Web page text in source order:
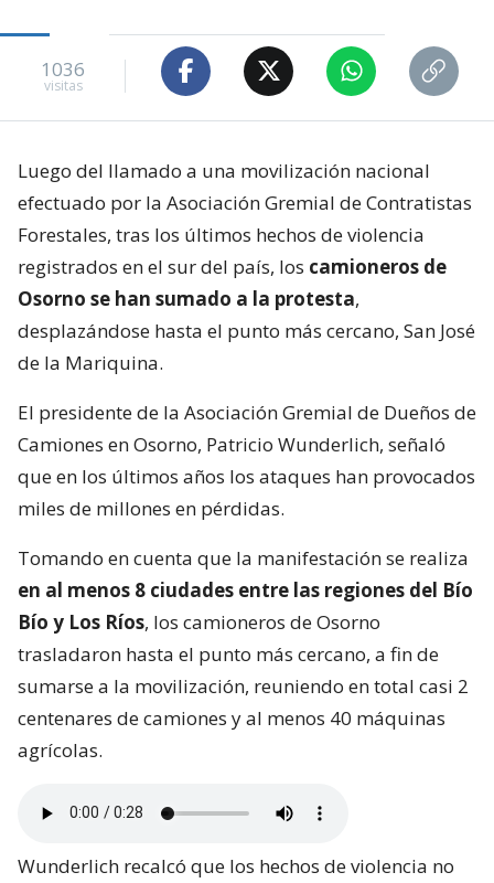
1036
visitas
Luego del llamado a una movilización nacional
efectuado por la Asociación Gremial de Contratistas
Forestales, tras los últimos hechos de violencia
registrados en el sur del país, los camioneros de
Osorno se han sumado a la protesta,
desplazándose hasta el punto más cercano, San José
de la Mariquina.
El presidente de la Asociación Gremial de Dueños de
Camiones en Osorno, Patricio Wunderlich, señaló
que en los últimos años los ataques han provocados
miles de millones en pérdidas.
Tomando en cuenta que la manifestación se realiza
en al menos 8 ciudades entre las regiones del Bío
Bío y Los Ríos, los camioneros de Osorno
trasladaron hasta el punto más cercano, a fin de
sumarse a la movilización, reuniendo en total casi 2
centenares de camiones y al menos 40 máquinas
agrícolas.
Wunderlich recalcó que los hechos de violencia no